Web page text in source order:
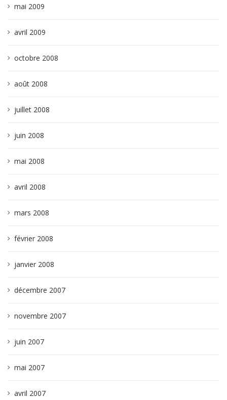
mai 2009
avril 2009
octobre 2008
août 2008
juillet 2008
juin 2008
mai 2008
avril 2008
mars 2008
février 2008
janvier 2008
décembre 2007
novembre 2007
juin 2007
mai 2007
avril 2007